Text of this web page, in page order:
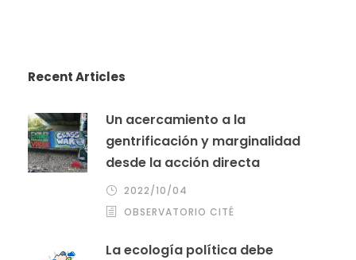
Recent Articles
Un acercamiento a la
gentrificación y marginalidad
desde la acción directa
2022/10/04
OBSERVATORIO CITÉ
La ecología política debe